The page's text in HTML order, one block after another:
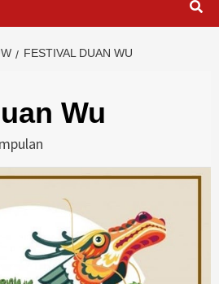
FESTIVAL DUAN WU
Wu